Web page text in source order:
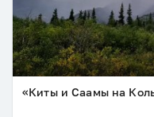
«Киты и Саамы на